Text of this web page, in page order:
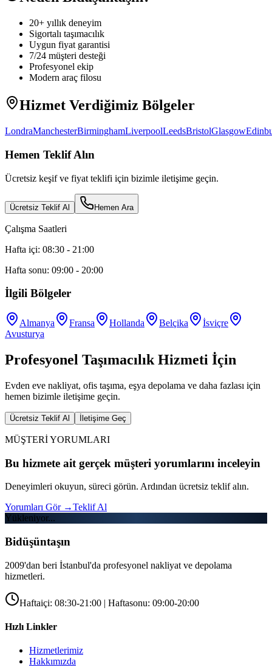
20+ yıllık deneyim
Sigortalı taşımacılık
Uygun fiyat garantisi
7/24 müşteri desteği
Profesyonel ekip
Modern araç filosu
Hizmet Verdiğimiz Bölgeler
LondraManchesterBirminghamLiverpoolLeedsBristolGlasgow
Hemen Teklif Alın
Ücretsiz keşif ve fiyat teklifi için bizimle iletişime geçin.
Ücretsiz Teklif Al Hemen Ara
Çalışma Saatleri
Hafta içi: 08:30 - 21:00
Hafta sonu: 09:00 - 20:00
İlgili Bölgeler
Almanya Fransa Hollanda Belçika
İsviçre
Avusturya
Profesyonel Taşımacılık Hizmeti İçin
Evden eve nakliyat, ofis taşıma, eşya depolama ve daha fazlası için
hemen bizimle iletişime geçin.
Ücretsiz Teklif Al İletişime Geç
MÜŞTERİ YORUMLARI
Bu hizmete ait gerçek müşteri yorumlarını inceleyin
Deneyimleri okuyun, süreci görün. Ardından ücretsiz teklif alın.
Yorumları Gör →Teklif Al
Yükleniyor...
Bidüşüntaşın
2009'dan beri İstanbul'da profesyonel nakliyat ve depolama
hizmetleri.
Haftaiçi: 08:30-21:00 | Haftasonu: 09:00-20:00
Hızlı Linkler
Hizmetlerimiz
Hakkımızda